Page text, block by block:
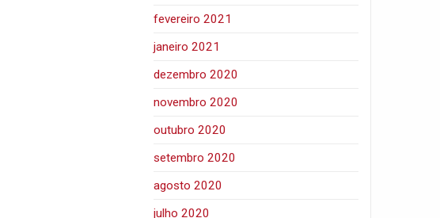
fevereiro 2021
janeiro 2021
dezembro 2020
novembro 2020
outubro 2020
setembro 2020
agosto 2020
julho 2020